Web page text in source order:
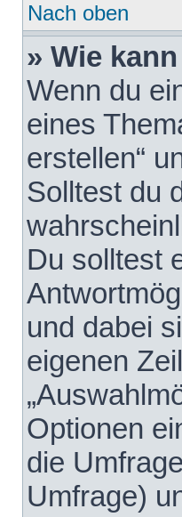
Nach oben
» Wie
Wenn du
eines
erstellen“
Solltest du
Du solltest
und dabei
eigenen
Optionen
die
Umfrage)